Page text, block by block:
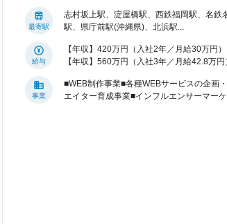
最寄駅
志村坂上駅、淀屋橋駅、西鉄福岡駅、名鉄
駅、県庁前駅(沖縄県)、北浜駅...
給与
【年収】420万円（入社2年／月給30万円）
【年収】560万円（入社3年／月給42.8万円
事業
■WEB制作事業■各種WEBサービスの企画
エイター育成事業■インフルエンサーマー